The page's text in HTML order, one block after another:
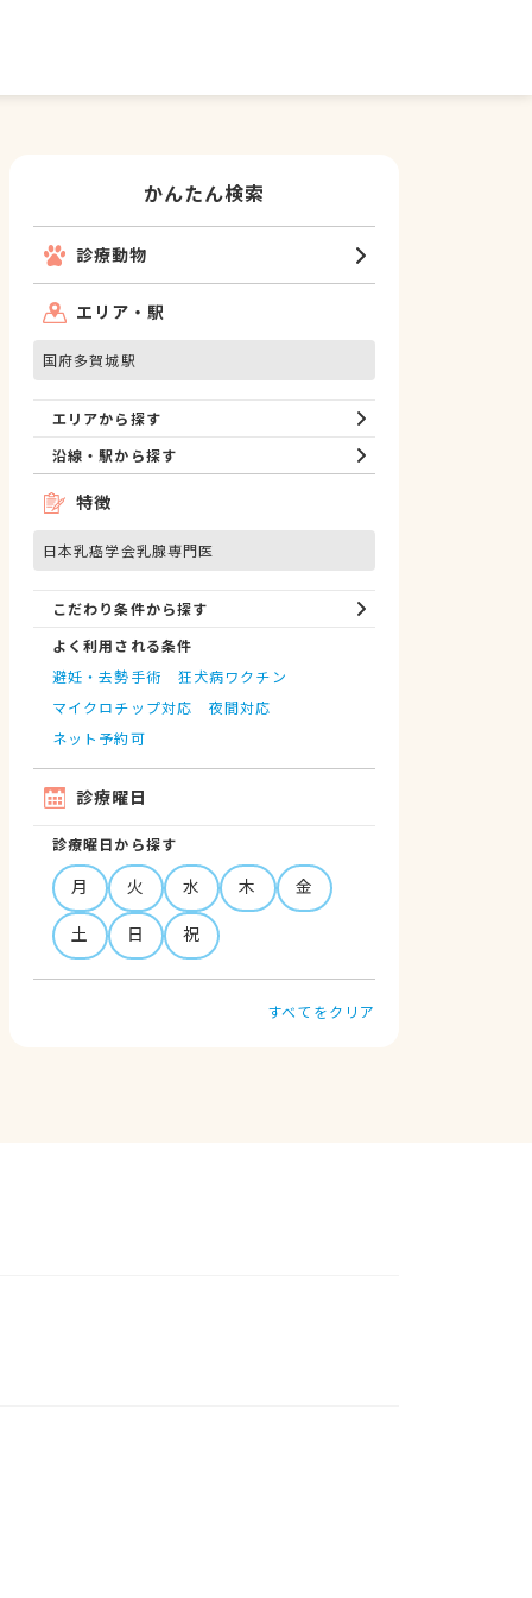
かんたん検索
診療動物
エリア・駅
国府多賀城駅
エリアから探す
沿線・駅から探す
特徴
日本乳癌学会乳腺専門医
こだわり条件から探す
よく利用される条件
避妊・去勢手術
狂犬病ワクチン
マイクロチップ対応
夜間対応
ネット予約可
診療曜日
診療曜日から探す
月 火 水 木
金
土
日 祝
すべてをクリア